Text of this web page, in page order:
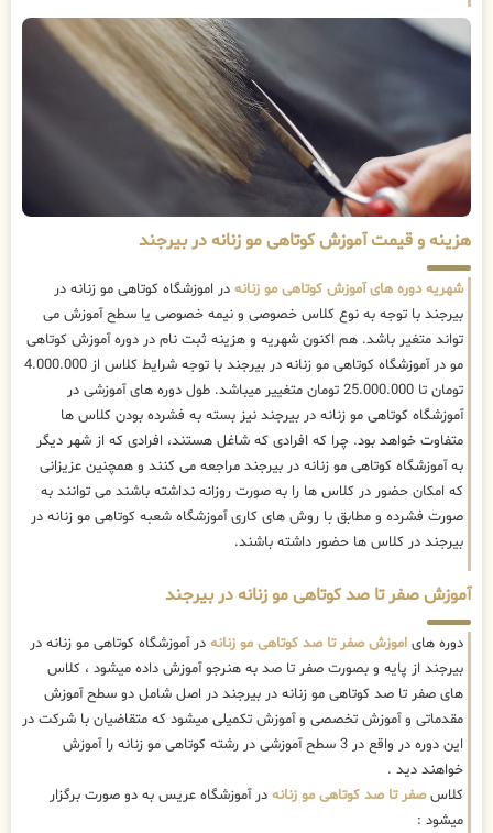
هزینه و قیمت آموزش کوتاهی مو زنانه در بیرجند
شهریه دوره های آموزش کوتاهی مو زنانه در اموزشگاه کوتاهی مو زنانه در
بیرجند با توجه به نوع کلاس خصوصی و نیمه خصوصی یا سطح آموزش می
تواند متغیر باشد. هم اکنون شهریه و هزینه ثبت نام در دوره آموزش کوتاهی
مو در آموزشگاه کوتاهی مو زنانه در بیرجند با توجه شرایط کلاس از 4.000.000
تومان تا 25.000.000 تومان متغییر میباشد. طول دوره های آموزشی در
آموزشگاه کوتاهی مو زنانه در بیرجند نیز بسته به فشرده بودن کلاس ها
متفاوت خواهد بود. چرا که افرادی که شاغل هستند، افرادی که از شهر دیگر
به آموزشگاه کوتاهی مو زنانه در بیرجند مراجعه می کنند و همچنین عزیزانی
که امکان حضور در کلاس ها را به صورت روزانه نداشته باشند می توانند به
صورت فشرده و مطابق با روش های کاری آموزشگاه شعبه کوتاهی مو زنانه در
بیرجند در کلاس ها حضور داشته باشند.
آموزش صفر تا صد کوتاهی مو زنانه در بیرجند
دوره های اموزش صفر تا صد کوتاهی مو زنانه در آموزشگاه کوتاهی مو زنانه در
بیرجند از پایه و بصورت صفر تا صد به هنرجو آموزش داده میشود ، کلاس
های صفر تا صد کوتاهی مو زنانه در بیرجند در اصل شامل دو سطح آموزش
مقدماتی و آموزش تخصصی و آموزش تکمیلی میشود که متقاضیان با شرکت در
این دوره در واقع در 3 سطح آموزشی در رشته کوتاهی مو زنانه را آموزش
خواهند دید .
کلاسصفر تا صد کوتاهی مو زنانه در آموزشگاه عریس به دو صورت برگزار
میشود :